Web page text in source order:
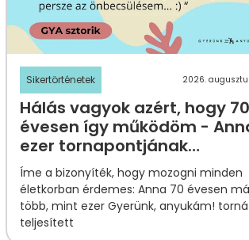
Sikertörténetek 2026.
Hálás vagyok azért, hogy 70
évesen így működöm -
ezer tornapontjának
története
Íme a bizonyíték, hogy mozogni minden
életkorban érdemes: Anna 70 évesen
több, mint ezer Gyerünk, anyukám!
teljesített